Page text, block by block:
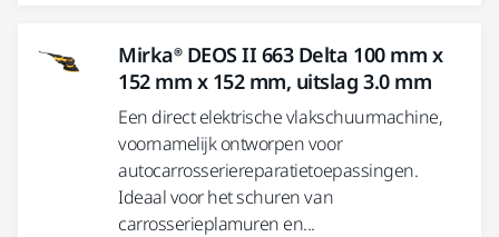
Mirka® DEOS II 663 Delta 100 mm x
152 mm x 152 mm, uitslag 3.0 mm
Een direct elektrische vlakschuurmachine,
voornamelijk ontworpen voor
autocarrosseriereparatietoepassingen.
Ideaal voor het schuren van
carrosserieplamuren en...